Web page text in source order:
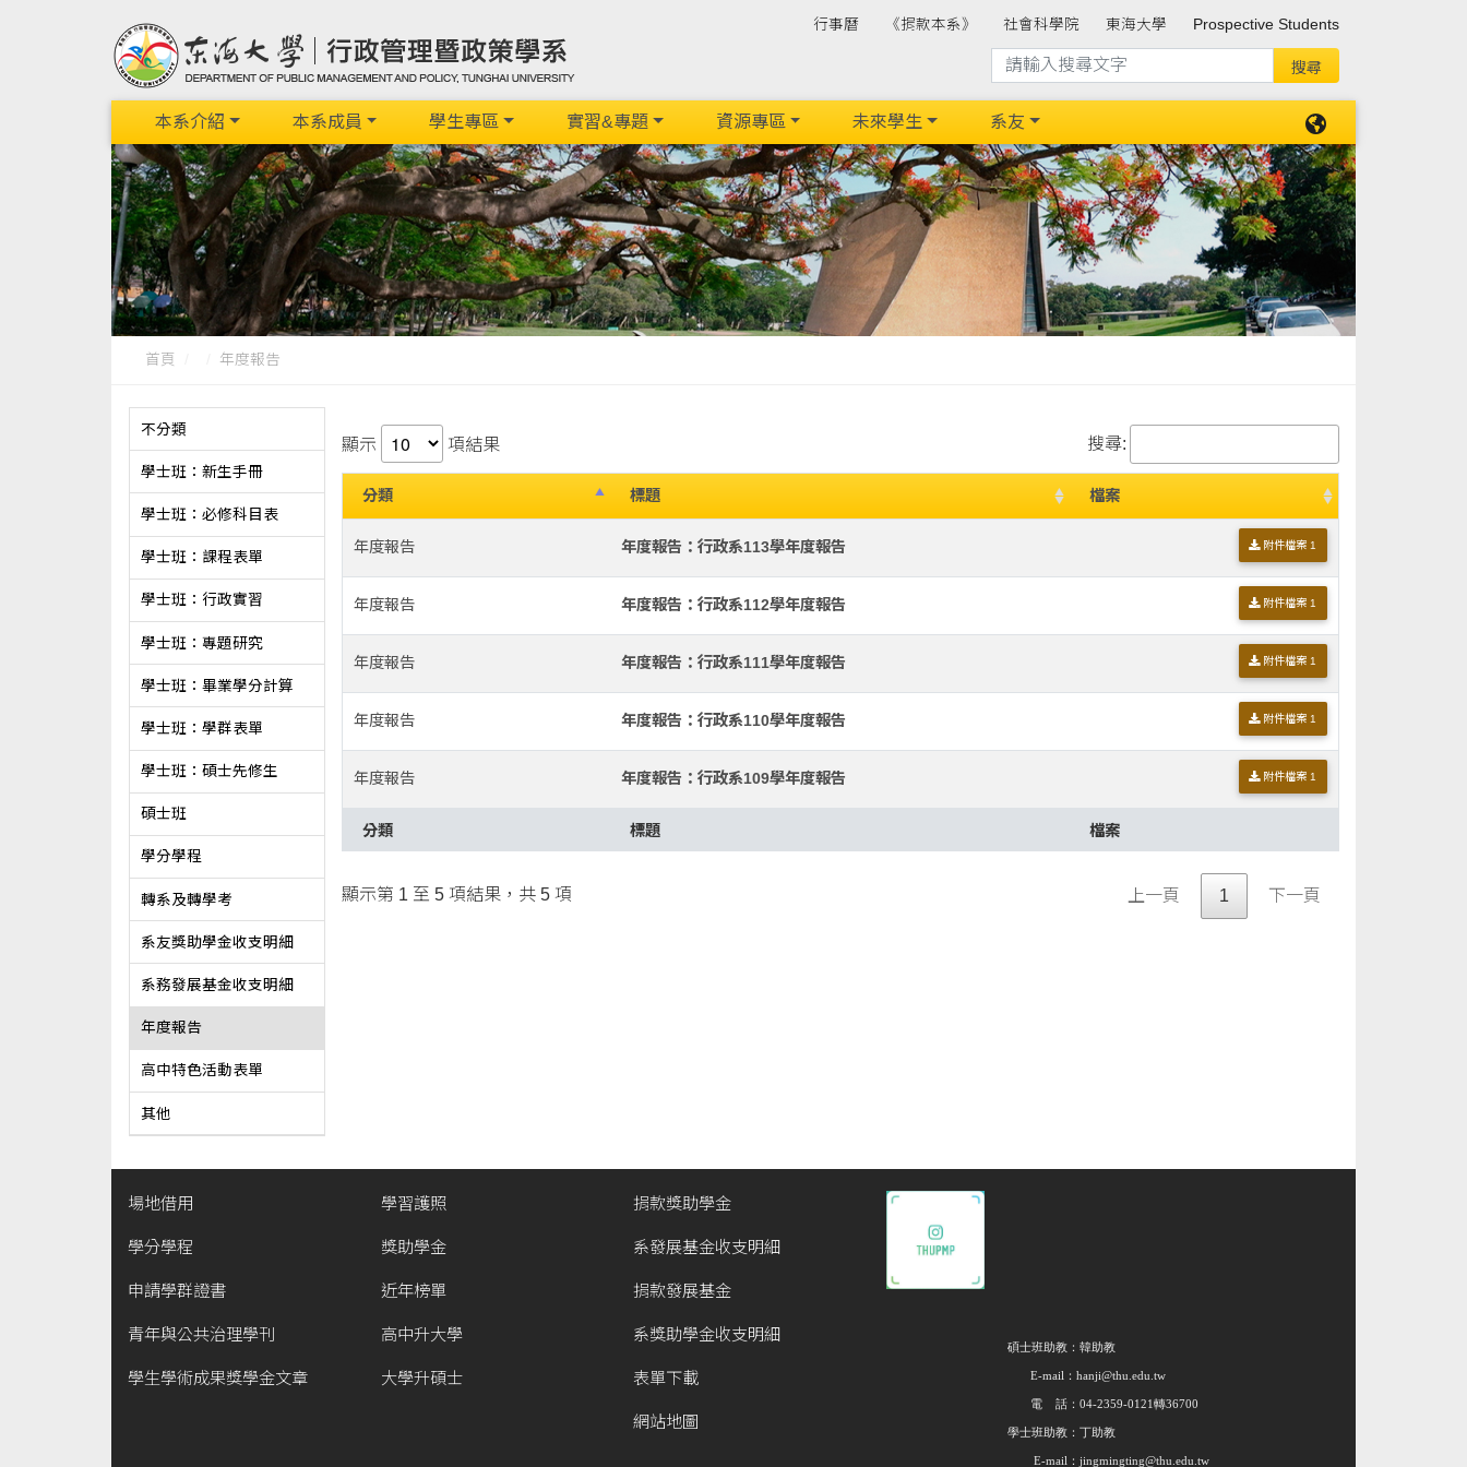
行事曆 《捐款本系》 社會科學院 東海大學 Prospective Students
本系介紹 本系成員 學生專區 實習&專題 資源專區 未來學生 系友
首頁 年度報告
不分類
學士班：新生手冊
學士班：必修科目表
學士班：課程表單
學士班：行政實習
學士班：專題研究
學士班：畢業學分計算
學士班：學群表單
學士班：碩士先修生
碩士班
學分學程
轉系及轉學考
系友獎助學金收支明細
系務發展基金收支明細
年度報告
高中特色活動表單
其他
顯示 項結果 搜尋:
分類 標題 檔案
年度報告 年度報告：行政系113學年度報告 附件檔案 1
年度報告 年度報告：行政系112學年度報告 附件檔案 1
年度報告 年度報告：行政系111學年度報告 附件檔案 1
年度報告 年度報告：行政系110學年度報告 附件檔案 1
年度報告 年度報告：行政系109學年度報告 附件檔案 1
分類 標題 檔案
顯示第 1 至 5 項結果，共 5 項 上一頁 1 下一頁
場地借用
學分學程
申請學群證書
青年與公共治理學刊
學生學術成果獎學金文章
學習護照
獎助學金
近年榜單
高中升大學
大學升碩士
捐款獎助學金
系發展基金收支明細
捐款發展基金
系獎助學金收支明細
表單下載
網站地圖
碩士班助教：韓助教
E-mail：hanji@thu.edu.tw
電 話：04-2359-0121轉36700
學士班助教：丁助教
E-mail：jingmingting@thu.edu.tw